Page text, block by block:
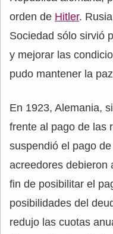
orden de Hitler.
Sociedad sólo sirvió
y mejorar las
pudo mantener la
En 1923, Alemania,
frente al pago de las
suspendió el pago
acreedores debieron
fin de posibilitar el
posibilidades del
redujo las cuotas